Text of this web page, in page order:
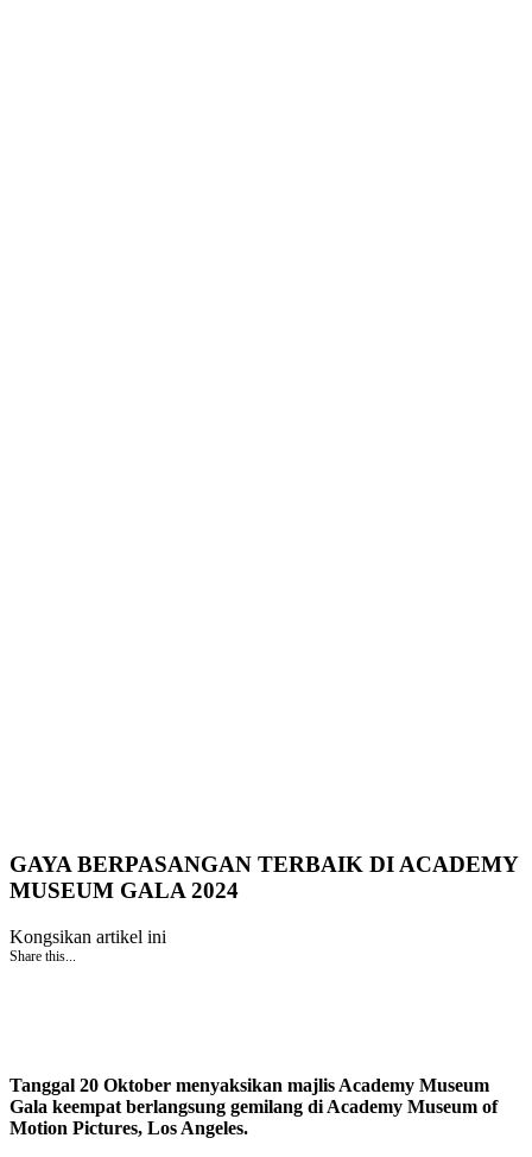
GAYA BERPASANGAN TERBAIK DI ACADEMY
MUSEUM GALA 2024
Kongsikan artikel ini
Share this...
Tanggal 20 Oktober menyaksikan majlis Academy Museum
Gala keempat berlangsung gemilang di Academy Museum of
Motion Pictures, Los Angeles.